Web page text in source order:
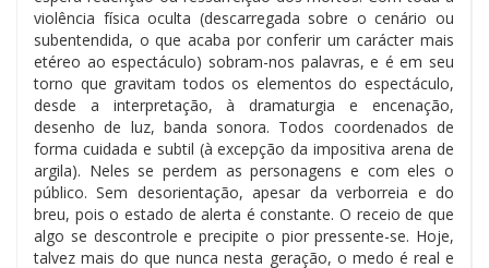
violência física oculta (descarregada sobre o cenário ou
subentendida, o que acaba por conferir um carácter mais
etéreo ao espectáculo) sobram-nos palavras, e é em seu
torno que gravitam todos os elementos do espectáculo,
desde a interpretação, à dramaturgia e encenação,
desenho de luz, banda sonora. Todos coordenados de
forma cuidada e subtil (à excepção da impositiva arena de
argila). Neles se perdem as personagens e com eles o
público. Sem desorientação, apesar da verborreia e do
breu, pois o estado de alerta é constante. O receio de que
algo se descontrole e precipite o pior pressente-se. Hoje,
talvez mais do que nunca nesta geração, o medo é real e